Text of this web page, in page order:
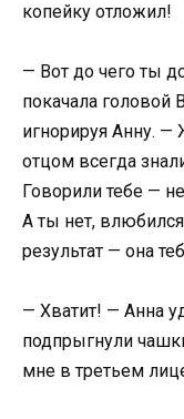
копейку отложил!
— Вот до чего ты
покачала головой
игнорируя Анну. —
отцом всегда
Говорили тебе —
А ты нет,
результат — она
— Хватит! — Анна
подпрыгнули
мне в третьем